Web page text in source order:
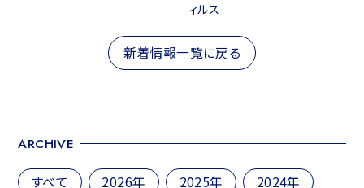
ョ
ン
ィルス
新着情報一覧に戻る
ARCHIVE
すべて 2026年 2025年
2024年